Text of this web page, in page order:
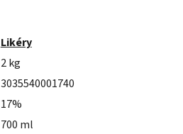
Likéry
2 kg
3035540001740
17%
700 ml